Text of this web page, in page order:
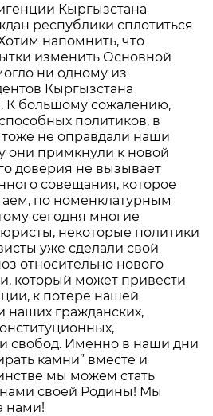
Кыргызстана
республики сплотиться
напомнить, что
изменить Основной
ни одному из
Кыргызстана
К большому сожалению,
политиков, в
не оправдали наши
они примкнули к новой
доверия не вызывает
совещания, которое
по номенклатурным
сегодня многие
некоторые политики
уже сделали свой
относительно нового
который может привести
к потере нашей
наших гражданских,
свобод. Именно в наши дни
камни” вместе и
мы можем стать
своей Родины! Мы
нами!